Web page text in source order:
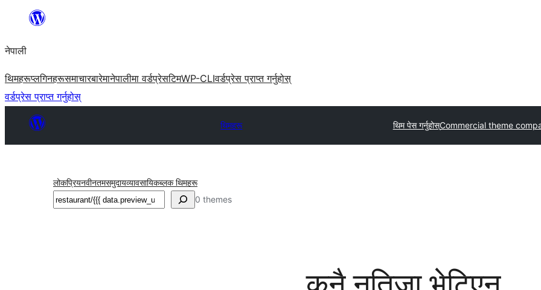
सामग्रीमा
नेपाली
थिमहरूप्लगिनहरूसमाचारबारेमानेपालीमा वर्डप्रेसटिमWP-CLIवर्डप्रेस प्राप्त गर्नुहोस्
वर्डप्रेस प्राप्त गर्नुहोस्
थिमहरू थिम पेस गर्नुहोस्Commercial theme
लोकप्रियनवीनतमसमुदायव्यावसायिकब्लक थिमहरू
खोज्नुहोस् 0 themes